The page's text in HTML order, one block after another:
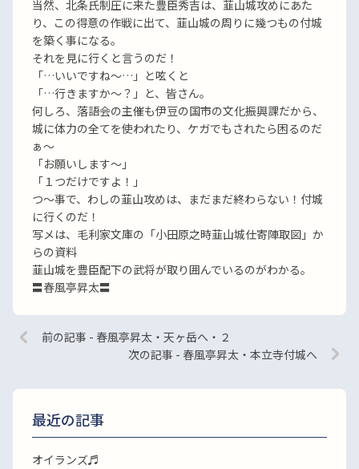
当然、北条氏制圧に来た豊臣秀吉は、韮山城攻めにあた
り、この得意の作戦に出て、韮山城の周りに幾つもの付城
を築く事になる。
それを見に行くと言うのだ！
「…いいですね〜…」と呟くと
「…行きますか〜？」と、皆さん。
何しろ、落語会の主催も伊豆の国市の文化振興課だから、
城に体力の全てを使われたり、ケガでもされたら困るのだ
ぁ〜
「お願いします〜」
「１つだけですよ！」
つ〜事で、わしの韮山攻めは、まだまだ終わらない！付城
に行くのだ！
写メは、毛利家文庫の「小田原之時韮山城仕寄陣取図」か
らの資料
韮山城を豊臣配下の武将が取り囲んでいるのがわかる。
〓春風亭昇太〓
前の記事 - 春風亭昇太・天ヶ岳へ・２
次の記事 - 春風亭昇太・本立寺付城へ
最近の記事
オイランズ♬